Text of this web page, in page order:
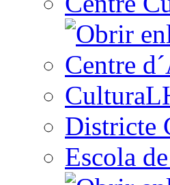
Centre
Districte
Escola